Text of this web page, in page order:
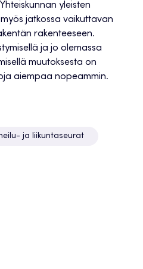
yleisten
jatkossa vaikuttavan
rakenteeseen.
ja jo olemassa
muutoksesta on
aiempaa nopeammin.
ja liikuntaseurat